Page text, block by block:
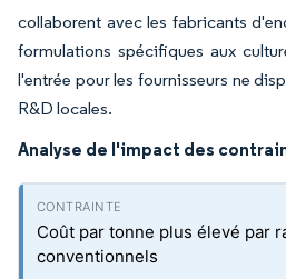
collaborent avec les fabricants
formulations spécifiques aux
l'entrée pour les fournisseurs ne
R&D locales.
Analyse de l'impact des
Coût par tonne plus élevé par
conventionnels